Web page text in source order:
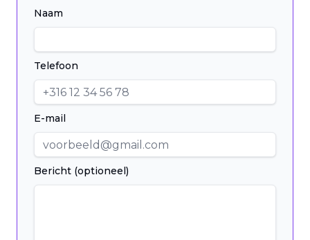
Naam
Telefoon
E-mail
Bericht (optioneel)